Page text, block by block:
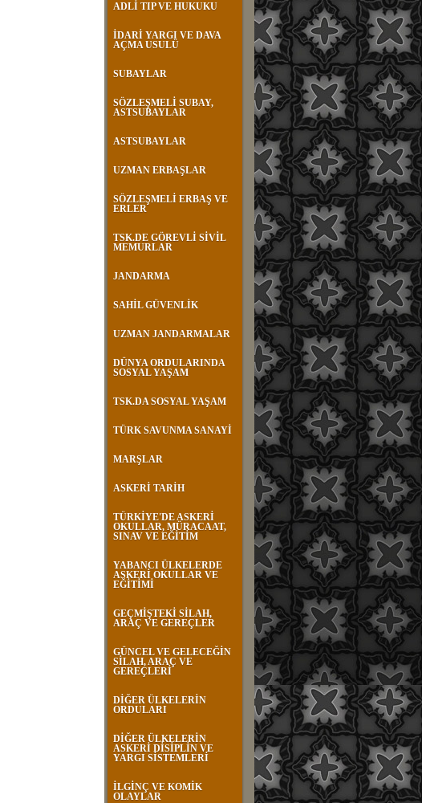
ADLİ TIP VE HUKUKU
İDARİ YARGI VE DAVA
AÇMA USULÜ
SUBAYLAR
SÖZLEŞMELİ SUBAY,
ASTSUBAYLAR
ASTSUBAYLAR
UZMAN ERBAŞLAR
SÖZLEŞMELİ ERBAŞ VE
ERLER
TSK.DE GÖREVLİ SİVİL
MEMURLAR
JANDARMA
SAHİL GÜVENLİK
UZMAN JANDARMALAR
DÜNYA ORDULARINDA
SOSYAL YAŞAM
TSK.DA SOSYAL YAŞAM
TÜRK SAVUNMA SANAYİ
MARŞLAR
ASKERİ TARİH
TÜRKİYE'DE ASKERİ
OKULLAR, MÜRACAAT,
SINAV VE EĞİTİM
YABANCI ÜLKELERDE
ASKERİ OKULLAR VE
EĞİTİMİ
GEÇMİŞTEKİ SİLAH,
ARAÇ VE GEREÇLER
GÜNCEL VE GELECEĞİN
SİLAH, ARAÇ VE
GEREÇLERİ
DİĞER ÜLKELERİN
ORDULARI
DİĞER ÜLKELERİN
ASKERİ DİSİPLİN VE
YARGI SİSTEMLERİ
İLGİNÇ VE KOMİK
OLAYLAR